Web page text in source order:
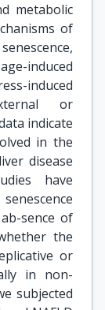
metabolic
of
induced
induced
or
indicate
in the
disease
have
sence of
the
or
in non-
subjected